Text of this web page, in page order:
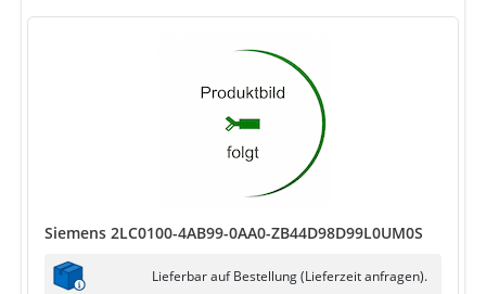
Siemens 2LC0100-4AB99-0AA0-ZB44D98D99L0UM0S
Lieferbar auf Bestellung (Lieferzeit anfragen).